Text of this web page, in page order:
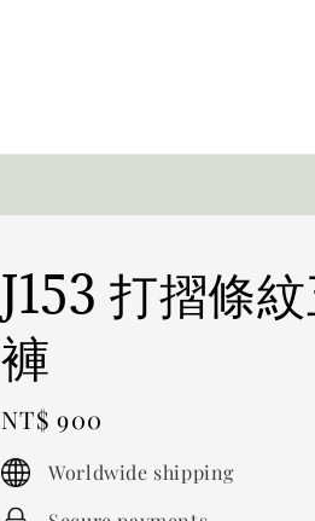
J153 打摺條
褲
Regular
price
NT$ 900
Worldwide shipping